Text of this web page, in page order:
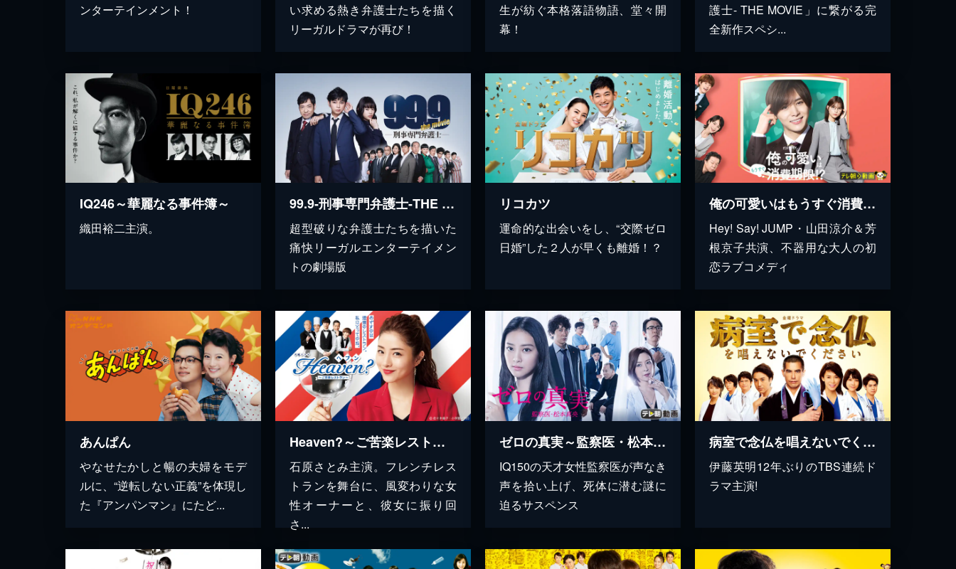
ンターテインメント！
い求める熱き弁護士たちを描く
リーガルドラマが再び！
生が紡ぐ本格落語物語、堂々開
幕！
護士- THE MOVIE」に繋がる完
全新作スペシ...
IQ246～華麗なる事件簿～
織田裕二主演。
99.9-刑事専門弁護士-THE MOVIE
超型破りな弁護士たちを描いた
痛快リーガルエンターテイメン
トの劇場版
リコカツ
運命的な出会いをし、“交際ゼロ
日婚”した２人が早くも離婚！？
俺の可愛いはもうすぐ消費期限!?
Hey! Say! JUMP・山田涼介＆芳
根京子共演、不器用な大人の初
恋ラブコメディ
あんぱん
やなせたかしと暢の夫婦をモデ
ルに、“逆転しない正義”を体現し
た『アンパンマン』にたど...
Heaven?～ご苦楽レストラン～
石原さとみ主演。フレンチレス
トランを舞台に、風変わりな女
性オーナーと、彼女に振り回
さ...
ゼロの真実～監察医・松本真央～
IQ150の天才女性監察医が声なき
声を拾い上げ、死体に潜む謎に
迫るサスペンス
病室で念仏を唱えないでください
伊藤英明12年ぶりのTBS連続ド
ラマ主演!